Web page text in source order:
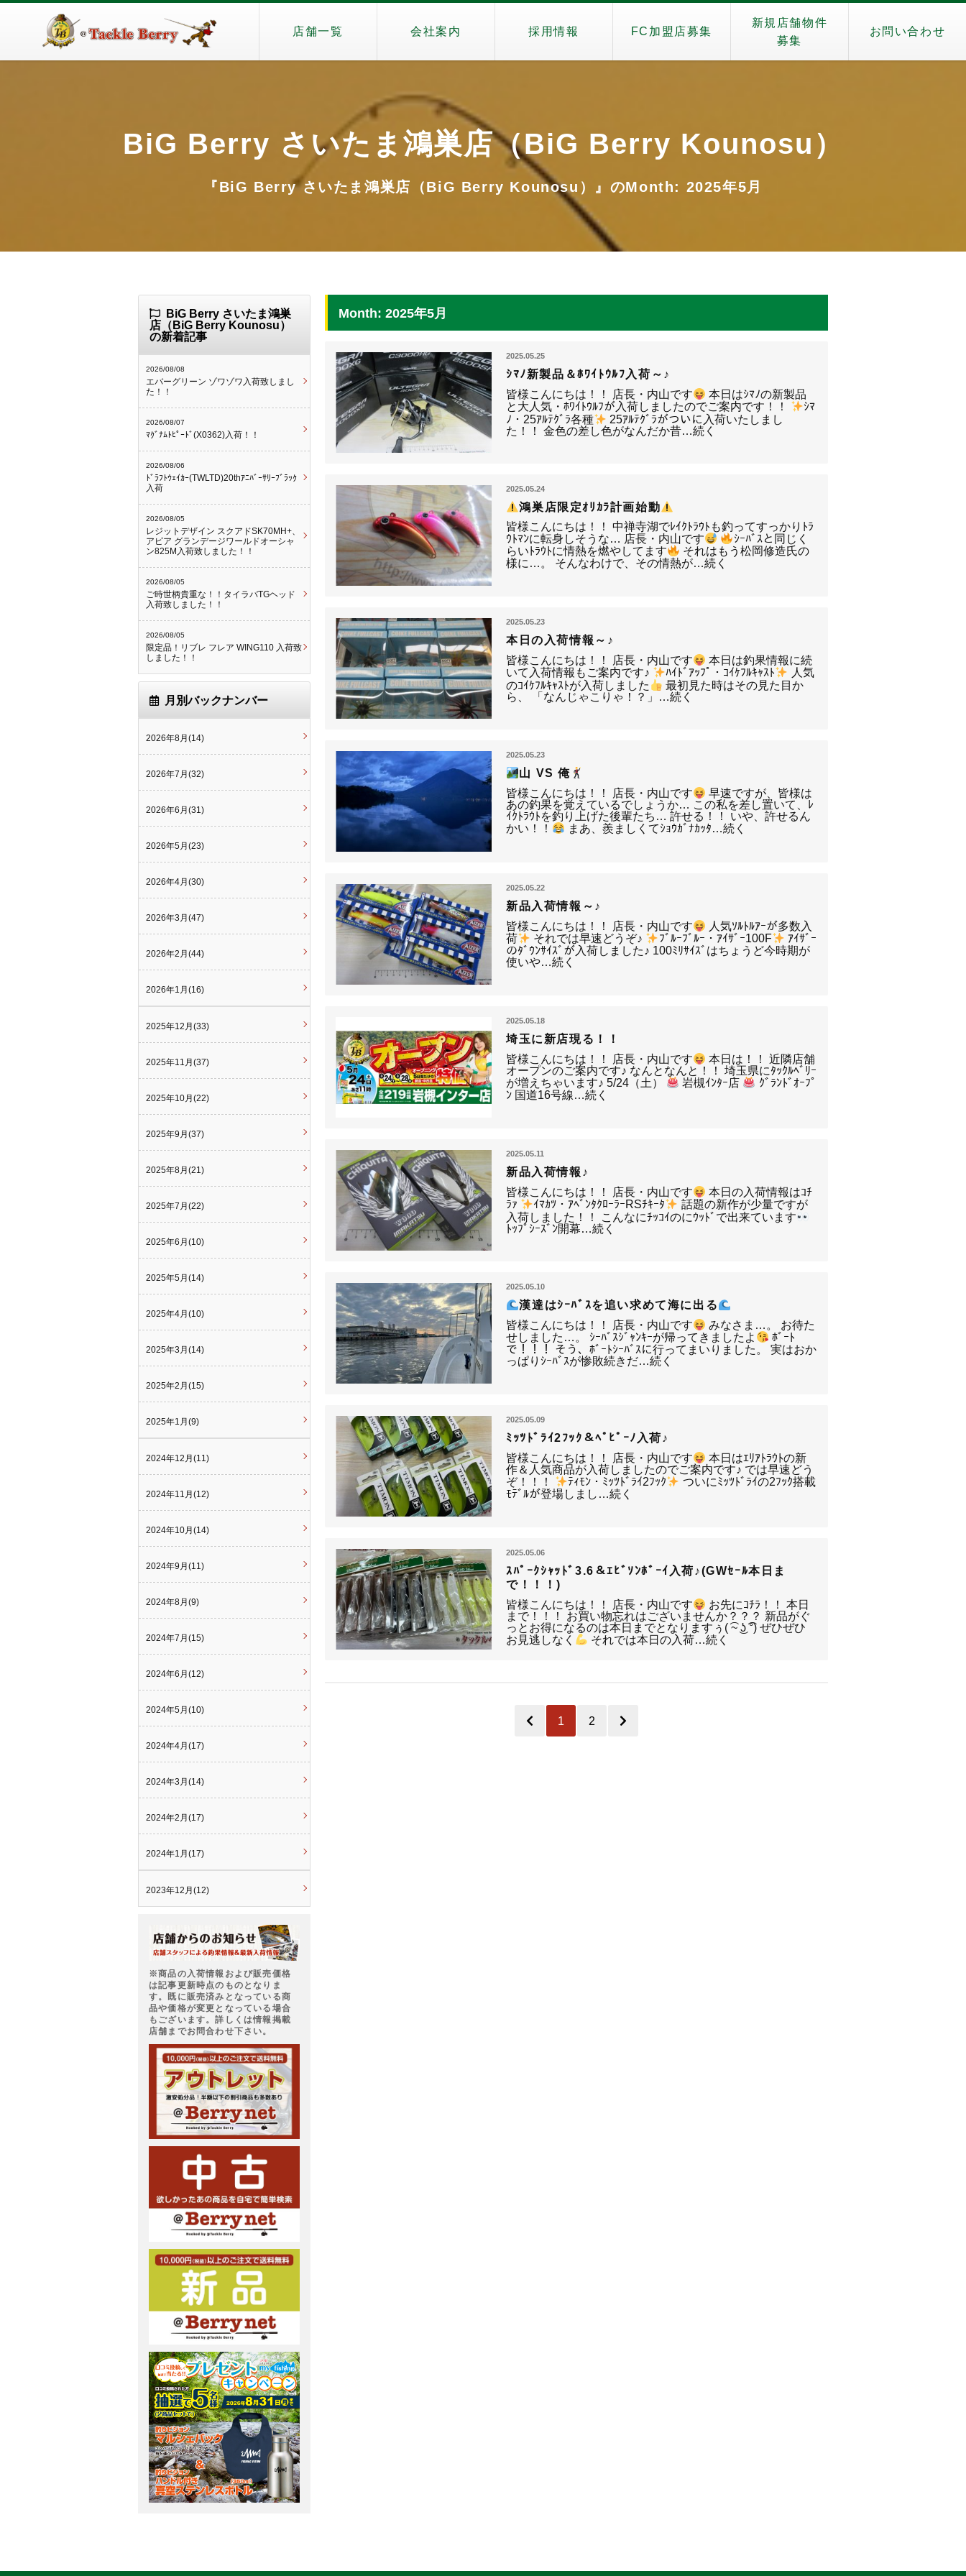
店舗一覧 会社案内 採用情報 FC加盟店募集
新規店舗物件
募集
お問い合わせ
BiG Berry さいたま鴻巣店（BiG Berry Kounosu）
『BiG Berry さいたま鴻巣店（BiG Berry Kounosu）』のMonth: 2025年5月
Month: 2025年5月
2025.05.25
ｼﾏﾉ新製品＆ﾎﾜｲﾄｳﾙﾌ入荷～♪
皆様こんにちは！！ 店長・内山です
本日はｼﾏﾉの新製品
と大人気・ﾎﾜｲﾄｳﾙﾌが入荷しましたのでご案内です！！
ｼﾏ
ﾉ・25ｱﾙﾃｸﾞﾗ各種
25ｱﾙﾃｸﾞﾗがついに入荷いたしまし
た！！ 金色の差し色がなんだか昔…続く
2025.05.24
鴻巣店限定ｵﾘｶﾗ計画始動
皆様こんにちは！！ 中禅寺湖でﾚｲｸﾄﾗｳﾄも釣ってすっかりﾄﾗ
ｳﾄﾏﾝに転身しそうな… 店長・内山です
ｼｰﾊﾞｽと同じく
らいﾄﾗｳﾄに情熱を燃やしてます
それはもう松岡修造氏の
様に…。 そんなわけで、その情熱が…続く
2025.05.23
本日の入荷情報～♪
皆様こんにちは！！ 店長・内山です
本日は釣果情報に続
いて入荷情報もご案内です♪
ﾊｲﾄﾞｱｯﾌﾟ・ｺｲｹﾌﾙｷｬｽﾄ
人気
のｺｲｹﾌﾙｷｬｽﾄが入荷しました
最初見た時はその見た目か
ら、 「なんじゃこりゃ！？」…続く
2025.05.23
山 VS 俺
皆様こんにちは！！ 店長・内山です
早速ですが、皆様は
あの釣果を覚えているでしょうか… この私を差し置いて、ﾚ
ｲｸﾄﾗｳﾄを釣り上げた後輩たち… 許せる！！ いや、許せるん
かい！！
まあ、羨ましくてｼｮｳｶﾞﾅｶｯﾀ…続く
2025.05.22
新品入荷情報～♪
皆様こんにちは！！ 店長・内山です
人気ｿﾙﾄﾙｱｰが多数入
荷
それでは早速どうぞ♪ ﾌﾞﾙｰﾌﾞﾙｰ・ｱｲｻﾞｰ100F
ｱｲｻﾞｰ
のﾀﾞｳﾝｻｲｽﾞが入荷しました♪ 100ﾐﾘｻｲｽﾞはちょうど今時期が
使いや…続く
2025.05.18
埼玉に新店現る！！
皆様こんにちは！！ 店長・内山です
本日は！！ 近隣店舗
オープンのご案内です♪ なんとなんと！！ 埼玉県にﾀｯｸﾙﾍﾞﾘｰ
が増えちゃいます♪ 5/24（土）
岩槻ｲﾝﾀｰ店
ｸﾞﾗﾝﾄﾞｵｰﾌﾟ
ﾝ 国道16号線…続く
2025.05.11
新品入荷情報♪
皆様こんにちは！！ 店長・内山です
本日の入荷情報はｺﾁ
ﾗｧ
ｲﾏｶﾂ・ｱﾍﾞﾝﾀｸﾛｰﾗｰRSﾁｷｰﾀ
話題の新作が少量ですが
入荷しました！！ こんなにﾁｯｺｲのにｳｯﾄﾞで出来ています
ﾄｯﾌﾟｼｰｽﾞﾝ開幕…続く
2025.05.10
漢達はｼｰﾊﾞｽを追い求めて海に出る
皆様こんにちは！！ 店長・内山です
みなさま…。 お待た
せしました…。 ｼｰﾊﾞｽｼﾞｬﾝｷｰが帰ってきましたよ
ﾎﾞｰﾄ
で！！！ そう、ﾎﾞｰﾄｼｰﾊﾞｽに行ってまいりました。 実はおか
っぱりｼｰﾊﾞｽが惨敗続きだ…続く
2025.05.09
ﾐｯﾂﾄﾞﾗｲ2ﾌｯｸ＆ﾍﾟﾋﾟｰﾉ入荷♪
皆様こんにちは！！ 店長・内山です
本日はｴﾘｱﾄﾗｳﾄの新
作＆人気商品が入荷しましたのでご案内です♪ では早速どう
ぞ！！！
ﾃｨﾓﾝ・ﾐｯﾂﾄﾞﾗｲ2ﾌｯｸ
ついにﾐｯﾂﾄﾞﾗｲの2ﾌｯｸ搭載
ﾓﾃﾞﾙが登場しまし…続く
2025.05.06
ｽﾊﾟｰｸｼｬｯﾄﾞ3.6＆ｴﾋﾞｿﾝﾎﾞｰｲ入荷♪(GWｾｰﾙ本日ま
で！！！)
皆様こんにちは！！ 店長・内山です
お先にｺﾁﾗ！！ 本日
まで！！！ お買い物忘れはございませんか？？？ 新品がぐ
っとお得になるのは本日までとなりますぅ( ͡~ ͜ʖ ͡°) ぜひぜひ
お見逃しなく
それでは本日の入荷…続く
1 2
BiG Berry さいたま鴻巣
店（BiG Berry Kounosu）
の新着記事
2026/08/08
エバーグリーン ゾワゾワ入荷致しまし
た！！
2026/08/07
ﾏｸﾞﾅﾑﾄﾋﾟｰﾄﾞ(X0362)入荷！！
2026/08/06
ﾄﾞﾗﾌﾄｳｪｲｶｰ(TWLTD)20thｱﾆﾊﾞｰｻﾘｰﾌﾞﾗｯｸ
入荷
2026/08/05
レジットデザイン スクアドSK70MH+、
アピア グランデージワールドオーシャ
ン825M入荷致しました！！
2026/08/05
ご時世柄貴重な！！タイラバTGヘッド
入荷致しました！！
2026/08/05
限定品！リブレ フレア WING110 入荷致
しました！！
月別バックナンバー
2026年8月(14)
2026年7月(32)
2026年6月(31)
2026年5月(23)
2026年4月(30)
2026年3月(47)
2026年2月(44)
2026年1月(16)
2025年12月(33)
2025年11月(37)
2025年10月(22)
2025年9月(37)
2025年8月(21)
2025年7月(22)
2025年6月(10)
2025年5月(14)
2025年4月(10)
2025年3月(14)
2025年2月(15)
2025年1月(9)
2024年12月(11)
2024年11月(12)
2024年10月(14)
2024年9月(11)
2024年8月(9)
2024年7月(15)
2024年6月(12)
2024年5月(10)
2024年4月(17)
2024年3月(14)
2024年2月(17)
2024年1月(17)
2023年12月(12)
※商品の入荷情報および販売価格
は記事更新時点のものとなりま
す。既に販売済みとなっている商
品や価格が変更となっている場合
もございます。詳しくは情報掲載
店舗までお問合わせ下さい。